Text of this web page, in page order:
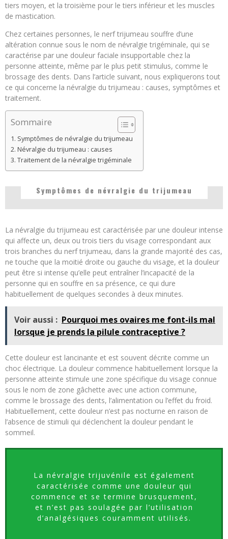
tiers moyen, et la troisième pour le tiers inférieur et les muscles
de mastication.
Chez certaines personnes, le nerf trijumeau souffre d’une
altération connue sous le nom de névralgie trigéminale, qui se
caractérise par une douleur faciale insupportable chez la
personne atteinte, même par le plus petit stimulus, comme le
brossage des dents. Dans l’article suivant, nous expliquerons tout
ce qui concerne la névralgie du trijumeau : causes, symptômes et
traitement.
Sommaire
Symptômes de névralgie du trijumeau
Névralgie du trijumeau : causes
Traitement de la névralgie trigéminale
Symptômes de névralgie du trijumeau
La névralgie du trijumeau est caractérisée par une douleur intense
qui affecte un, deux ou trois tiers du visage correspondant aux
trois branches du nerf trijumeau, dans la grande majorité des cas,
ne touche que la moitié droite ou gauche du visage, et la douleur
peut être si intense qu’elle peut entraîner l’incapacité de la
personne qui en souffre en sa présence, ce qui dure
habituellement de quelques secondes à deux minutes.
Voir aussi : Pourquoi mes ovaires me font-ils mal
lorsque je prends la pilule contraceptive ?
Cette douleur est lancinante et est souvent décrite comme un
choc électrique. La douleur commence habituellement lorsque la
personne atteinte stimule une zone spécifique du visage connue
sous le nom de zone gâchette avec une action commune,
comme le brossage des dents, l’alimentation ou l’effet du froid.
Habituellement, cette douleur n’est pas nocturne en raison de
l’absence de stimuli qui déclenchent la douleur pendant le
sommeil.
La névralgie trijuvénile est également
caractérisée comme une douleur qui
commence et se termine brusquement,
et n’est pas soulagée par l’utilisation
d’analgésiques couramment utilisés.